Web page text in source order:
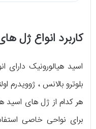
کاربرد انواع ژل
اسید هیالورونیک
بلوترو بالانس ، ژوویدرم
هر کدام از ژل های اسید
برای نواحی خاصی